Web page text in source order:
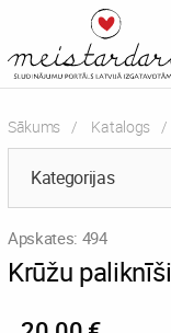
Sākums Katalogs
Kategorijas
Apskates: 494
Krūžu paliknīši